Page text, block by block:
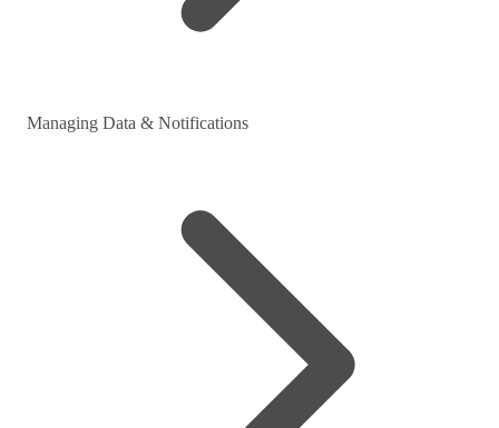
Managing Data & Notifications